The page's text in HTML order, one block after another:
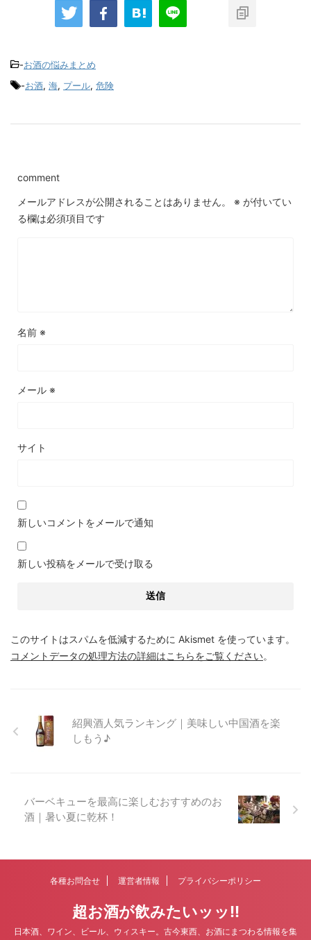
-お酒の悩みまとめ
-お酒, 海, プール, 危険
comment
メールアドレスが公開されることはありません。 ※ が付いてい
る欄は必須項目です
名前 ※
メール ※
サイト
新しいコメントをメールで通知
新しい投稿をメールで受け取る
このサイトはスパムを低減するために Akismet を使っています。
コメントデータの処理方法の詳細はこちらをご覧ください。
紹興酒人気ランキング｜美味しい中国酒を楽
しもう♪
バーベキューを最高に楽しむおすすめのお
酒｜暑い夏に乾杯！
各種お問合せ 運営者情報 プライバシーポリシー
超お酒が飲みたいッッ!!
日本酒、ワイン、ビール、ウィスキー。古今東西、お酒にまつわる情報を集